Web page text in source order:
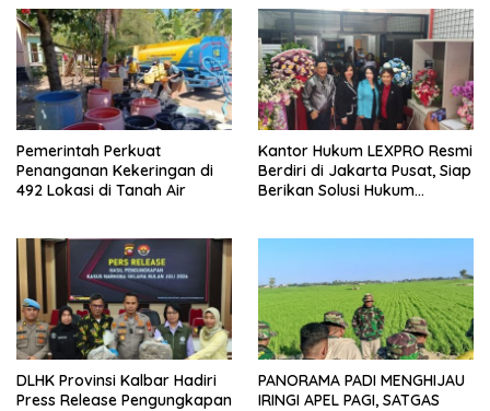
Pemerintah Perkuat
Penanganan Kekeringan di
492 Lokasi di Tanah Air
Kantor Hukum LEXPRO Resmi
Berdiri di Jakarta Pusat, Siap
Berikan Solusi Hukum
DLHK Provinsi Kalbar Hadiri
Press Release Pengungkapan
PANORAMA PADI MENGHIJAU
IRINGI APEL PAGI, SATGAS